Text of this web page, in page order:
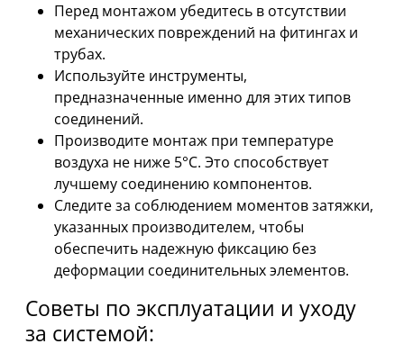
Перед монтажом убедитесь в отсутствии
механических повреждений на фитингах и
трубах.
Используйте инструменты,
предназначенные именно для этих типов
соединений.
Производите монтаж при температуре
воздуха не ниже 5°C. Это способствует
лучшему соединению компонентов.
Следите за соблюдением моментов затяжки,
указанных производителем, чтобы
обеспечить надежную фиксацию без
деформации соединительных элементов.
Советы по эксплуатации и уходу
за системой: